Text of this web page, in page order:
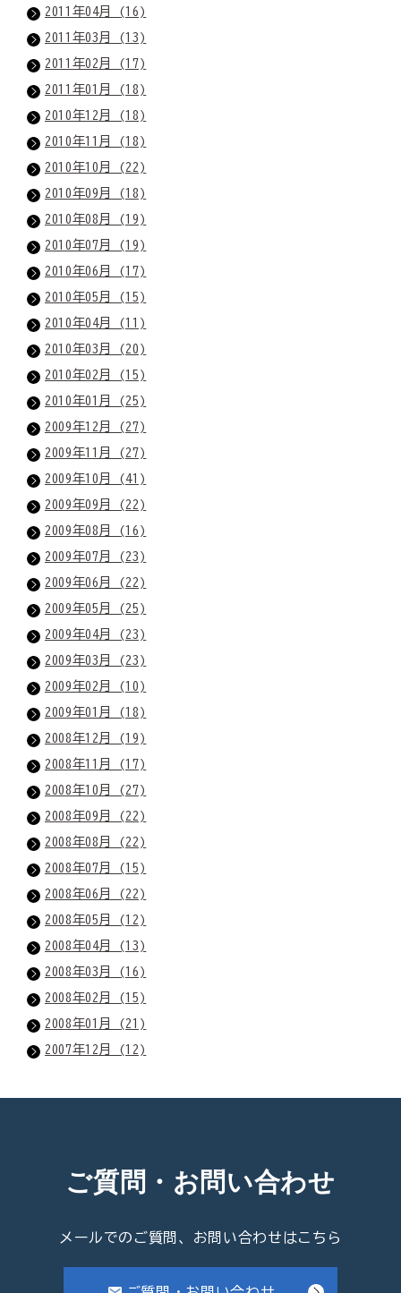
2011年04月 (16)
2011年03月 (13)
2011年02月 (17)
2011年01月 (18)
2010年12月 (18)
2010年11月 (18)
2010年10月 (22)
2010年09月 (18)
2010年08月 (19)
2010年07月 (19)
2010年06月 (17)
2010年05月 (15)
2010年04月 (11)
2010年03月 (20)
2010年02月 (15)
2010年01月 (25)
2009年12月 (27)
2009年11月 (27)
2009年10月 (41)
2009年09月 (22)
2009年08月 (16)
2009年07月 (23)
2009年06月 (22)
2009年05月 (25)
2009年04月 (23)
2009年03月 (23)
2009年02月 (10)
2009年01月 (18)
2008年12月 (19)
2008年11月 (17)
2008年10月 (27)
2008年09月 (22)
2008年08月 (22)
2008年07月 (15)
2008年06月 (22)
2008年05月 (12)
2008年04月 (13)
2008年03月 (16)
2008年02月 (15)
2008年01月 (21)
2007年12月 (12)
ご質問・お問い合わせ
メールでのご質問、お問い合わせはこちら